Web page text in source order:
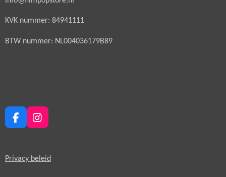
KVK nummer: 84941111
BTW nummer: NL004036179B89
F
a
b
I
n
a
Privacy beleid